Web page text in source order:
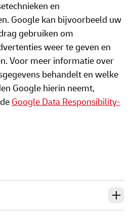
en
Google kan bijvoorbeeld uw
gebruiken om
weer te geven en
Voor meer informatie over
behandelt en welke
Google hierin neemt,
Google Data Responsibility-